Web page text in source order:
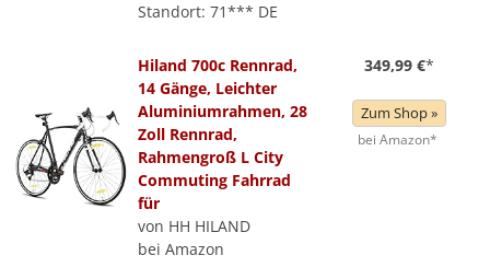
Standort: 71*** DE
Hiland 700c Rennrad,
14 Gänge, Leichter
Aluminiumrahmen, 28
Zoll Rennrad,
Rahmengroß L City
Commuting Fahrrad
für
von HH HILAND
bei Amazon
349,99 €*
Zum Shop »
bei Amazon*